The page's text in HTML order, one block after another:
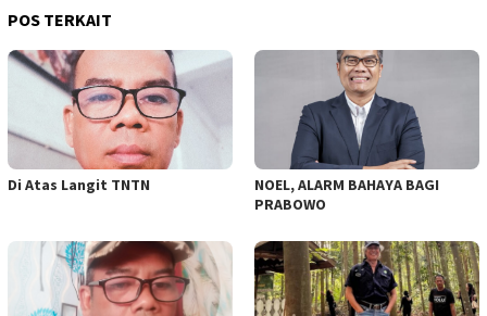
POS TERKAIT
Di Atas Langit TNTN
NOEL, ALARM BAHAYA BAGI
PRABOWO